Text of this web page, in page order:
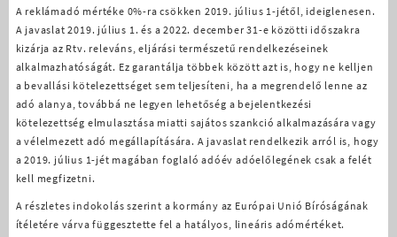
A reklámadó mértéke 0%-ra csökken 2019. július 1-jétől, ideiglenesen.
A javaslat 2019. július 1. és a 2022. december 31-e közötti időszakra
kizárja az Rtv. releváns, eljárási természetű rendelkezéseinek
alkalmazhatóságát. Ez garantálja többek között azt is, hogy ne kelljen
a bevallási kötelezettséget sem teljesíteni, ha a megrendelő lenne az
adó alanya, továbbá ne legyen lehetőség a bejelentkezési
kötelezettség elmulasztása miatti sajátos szankció alkalmazására vagy
a vélelmezett adó megállapítására. A javaslat rendelkezik arról is, hogy
a 2019. július 1-jét magában foglaló adóév adóelőlegének csak a felét
kell megfizetni.
A részletes indokolás szerint a kormány az Európai Unió Bíróságának
ítéletére várva függesztette fel a hatályos, lineáris adómértéket.